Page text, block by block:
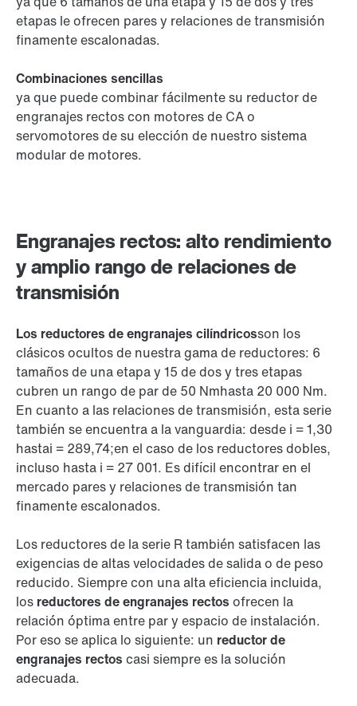
Engranajes rectos: alto rendimiento
y amplio rango de relaciones de
transmisión
Los reductores de engranajes cilíndricosson los
clásicos ocultos de nuestra gama de reductores: 6
tamaños de una etapa y 15 de dos y tres etapas
cubren un rango de par de 50 Nmhasta 20 000 Nm.
En cuanto a las relaciones de transmisión, esta serie
también se encuentra a la vanguardia: desde i = 1,30
hastai = 289,74;en el caso de los reductores dobles,
incluso hasta i = 27 001. Es difícil encontrar en el
mercado pares y relaciones de transmisión tan
finamente escalonados.
Los reductores de la serie R también satisfacen las
exigencias de altas velocidades de salida o de peso
reducido. Siempre con una alta eficiencia incluida,
los reductores de engranajes rectos ofrecen la
relación óptima entre par y espacio de instalación.
Por eso se aplica lo siguiente: un reductor de
engranajes rectos casi siempre es la solución
adecuada.
etapas le ofrecen pares y relaciones de transmisión
finamente escalonadas.
Combinaciones sencillas
ya que puede combinar fácilmente su reductor de
engranajes rectos con motores de CA o
servomotores de su elección de nuestro sistema
modular de motores.